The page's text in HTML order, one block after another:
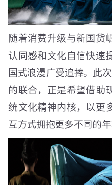
随着消费升级与新国货
认同感和文化自信快速
国式浪漫广受追捧。此次
的联合，正是希望借助
统文化精神内核，以更
互方式拥抱更多不同的年